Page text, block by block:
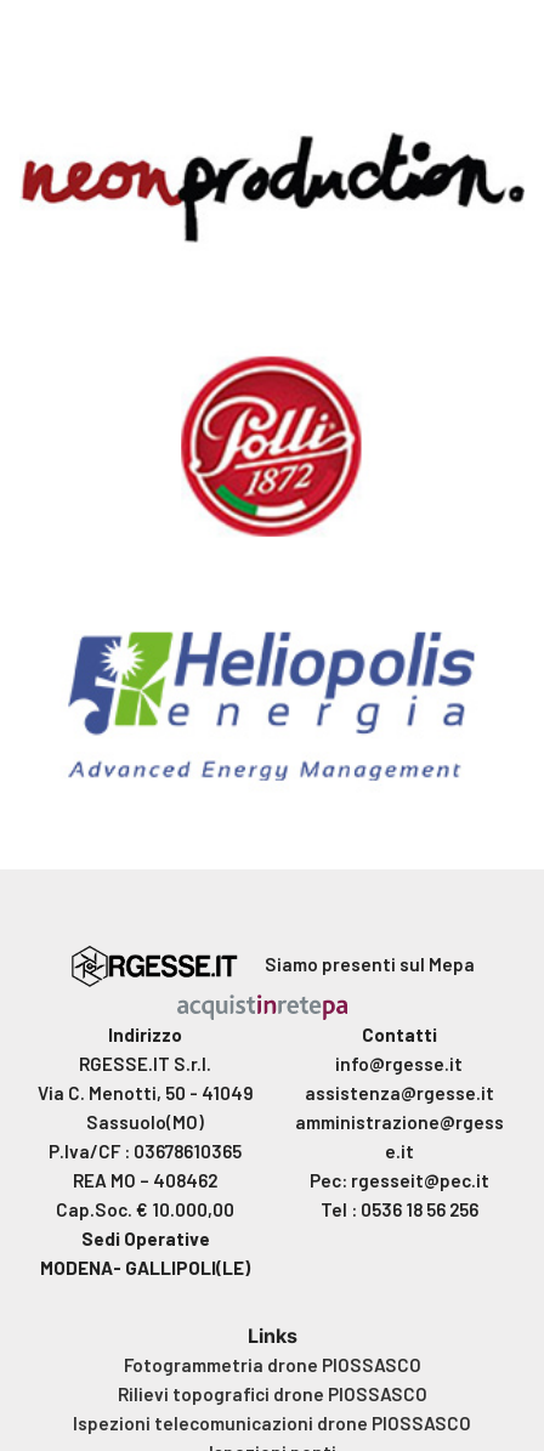
Siamo presenti sul Mepa
Indirizzo
RGESSE.IT S.r.l.
Via C. Menotti, 50 - 41049
Sassuolo(MO)
P.Iva/CF : 03678610365
REA MO – 408462
Cap.Soc. € 10.000,00
Sedi Operative
MODENA- GALLIPOLI(LE)
Contatti
info@rgesse.it
assistenza@rgesse.it
amministrazione@rgess
e.it
Pec: rgesseit@pec.it
Tel : 0536 18 56 256
Links
Fotogrammetria drone PIOSSASCO
Rilievi topografici drone PIOSSASCO
Ispezioni telecomunicazioni drone PIOSSASCO